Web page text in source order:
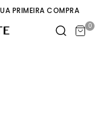
PRIMEIRA COMPRA
0